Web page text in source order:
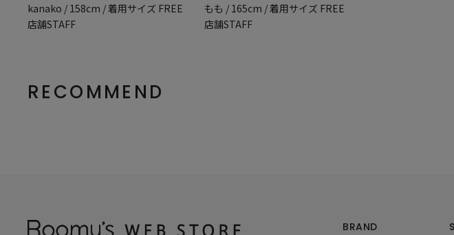
kanako / 158cm / 着用サイズ FREE
店舗STAFF
もも / 165cm / 着用サイズ FREE
店舗STAFF
RECOMMEND
BRAND